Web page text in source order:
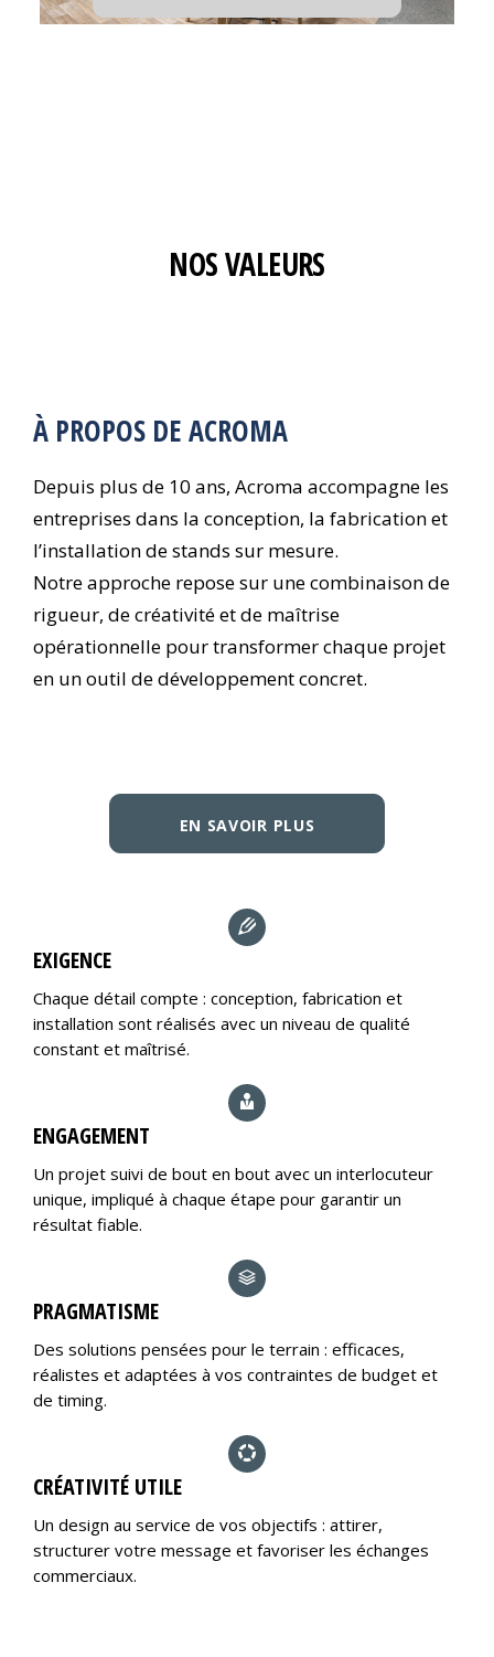
NOS VALEURS
À PROPOS DE ACROMA
Depuis plus de 10 ans, Acroma accompagne les
entreprises dans la conception, la fabrication et
l’installation de stands sur mesure.
Notre approche repose sur une combinaison de
rigueur, de créativité et de maîtrise
opérationnelle pour transformer chaque projet
en un outil de développement concret.
EN SAVOIR PLUS
EXIGENCE
Chaque détail compte : conception, fabrication et
installation sont réalisés avec un niveau de qualité
constant et maîtrisé.
ENGAGEMENT
Un projet suivi de bout en bout avec un interlocuteur
unique, impliqué à chaque étape pour garantir un
résultat fiable.
PRAGMATISME
Des solutions pensées pour le terrain : efficaces,
réalistes et adaptées à vos contraintes de budget et
de timing.
CRÉATIVITÉ UTILE
Un design au service de vos objectifs : attirer,
structurer votre message et favoriser les échanges
commerciaux.